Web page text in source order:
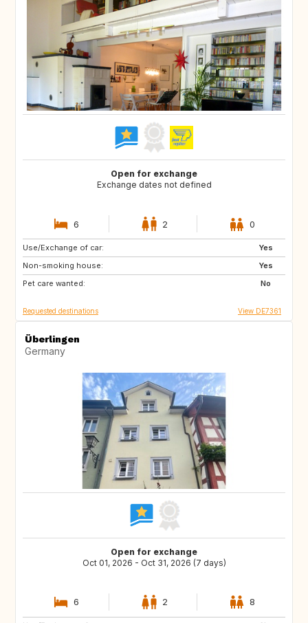
Open for exchange
Exchange dates not defined
6 2 0
Use/Exchange of car:
Yes
Non-smoking house:
Yes
Pet care wanted:
No
CZ
DE
FR
Requested destinations View DE7361
Überlingen
Germany
Open for exchange
Oct 01, 2026 - Oct 31, 2026 (7 days)
6 2 8